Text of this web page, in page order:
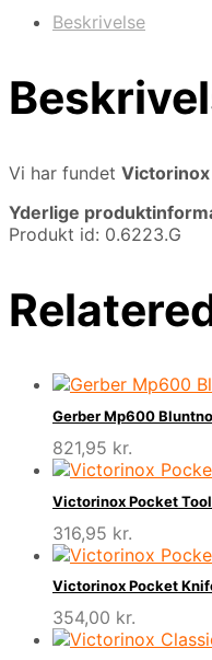
Beskrivelse
Vi har fundet Victorinox
Yderlige
Produkt id: 0.6223.G
Gerber Mp600
821,95 kr.
Victorinox Pocket
316,95 kr.
Victorinox Pocket
354,00 kr.